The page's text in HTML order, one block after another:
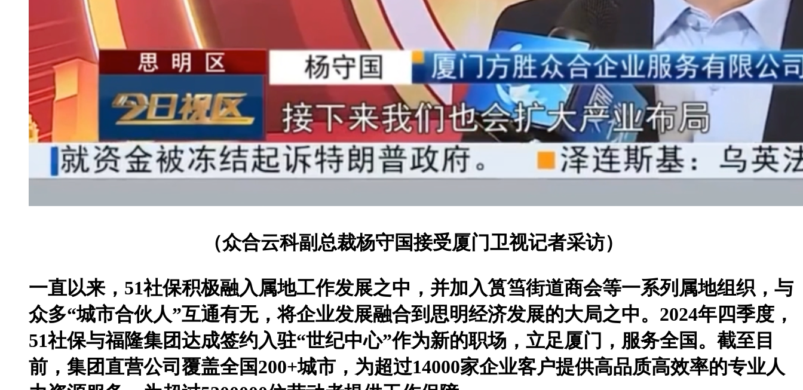
（众合云科副总裁杨守国接受厦门卫视记者采访）
一直以来，51社保积极融入属地工作发展之中，并加入筼筜街道商会等一系列属地组织，与
众多“城市合伙人”互通有无，将企业发展融合到思明经济发展的大局之中。2024年四季度，
51社保与福隆集团达成签约入驻“世纪中心”作为新的职场，立足厦门，服务全国。截至目
前，集团直营公司覆盖全国200+城市，为超过14000家企业客户提供高品质高效率的专业人